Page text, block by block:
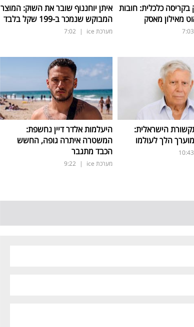
כלכלית: חובות
מאילון מאסק
7:03
איתן יוחננוף שובר את השוק: המוצר
המבוקש שנמכר ב-199 שקל בלבד
מערכת ice |
7:02
הישראלית:
הלך לעולמו
10:43
היעלמות אלדר דיין נחשפת:
המשטרה איתרה גופה, החשש
הכבד מתגבר
מערכת ice |
9:22